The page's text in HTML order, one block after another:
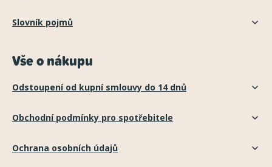
Slovník pojmů
Vše o nákupu
Odstoupení od kupní smlouvy do 14 dnů
Obchodní podmínky pro spotřebitele
Ochrana osobních údajů